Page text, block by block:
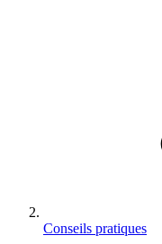
Conseils pratiques